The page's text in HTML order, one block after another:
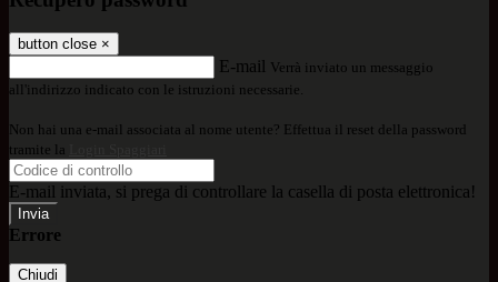
button close ×
E-mail Verrà inviato un messaggio
all'indirizzo indicato con le istruzioni necessarie.
Non hai una e-mail associata al nome utente? Effettua il reset della password
tramite la
E-mail inviata, si prega di controllare la casella di posta elettronica!
Errore
Chiudi